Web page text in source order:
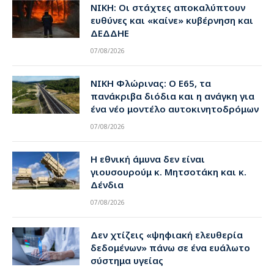
ΝΙΚΗ: Οι στάχτες αποκαλύπτουν
ευθύνες και «καίνε» κυβέρνηση και
ΔΕΔΔΗΕ
07/08/2026
ΝΙΚΗ Φλώρινας: Ο Ε65, τα
πανάκριβα διόδια και η ανάγκη για
ένα νέο μοντέλο αυτοκινητοδρόμων
07/08/2026
Η εθνική άμυνα δεν είναι
γιουσουρούμ κ. Μητσοτάκη και κ.
Δένδια
07/08/2026
Δεν χτίζεις «ψηφιακή ελευθερία
δεδομένων» πάνω σε ένα ευάλωτο
σύστημα υγείας